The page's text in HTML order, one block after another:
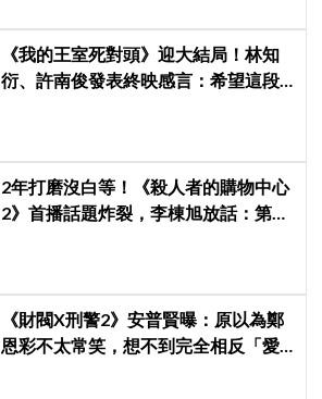
《我的王室死對頭》迎大結局！林知
衍、許南俊發表終映感言：希望這段
2年打磨沒白等！《殺人者的購物中心
2》首播話題炸裂，李棟旭放話：第三
《財閥X刑警2》安普賢曝：原以為鄭
恩彩不太常笑，想不到完全相反「愛